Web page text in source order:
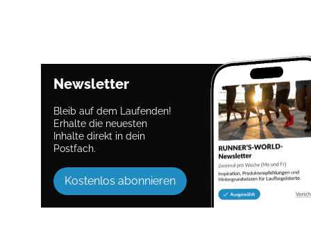
Newsletter
Bleib auf dem Laufenden!
Erhalte die neuesten
Inhalte direkt in dein
Postfach.
Kostenlos abonnieren